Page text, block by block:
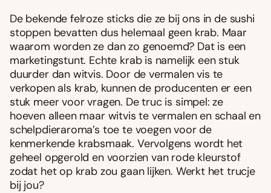
De bekende felroze sticks die ze bij ons in de sushi
stoppen bevatten dus helemaal geen krab. Maar
waarom worden ze dan zo genoemd? Dat is een
marketingstunt. Echte krab is namelijk een stuk
duurder dan witvis. Door de vermalen vis te
verkopen als krab, kunnen de producenten er een
stuk meer voor vragen. De truc is simpel: ze
hoeven alleen maar witvis te vermalen en schaal en
schelpdieraroma’s toe te voegen voor de
kenmerkende krabsmaak. Vervolgens wordt het
geheel opgerold en voorzien van rode kleurstof
zodat het op krab zou gaan lijken. Werkt het trucje
bij jou?